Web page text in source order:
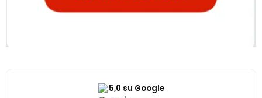
5,0 su Google